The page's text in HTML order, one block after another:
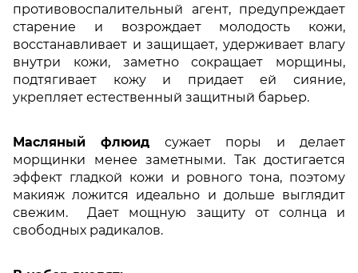
противовоспалительный агент, предупреждает
старение и возрождает молодость кожи,
восстанавливает и защищает, удерживает влагу
внутри кожи, заметно сокращает морщины,
подтягивает кожу и придает ей сияние,
укрепляет естественный защитный барьер.
Масляный флюид сужает поры и делает
морщинки менее заметными. Так достигается
эффект гладкой кожи и ровного тона, поэтому
макияж ложится идеально и дольше выглядит
свежим. Дает мощную защиту от солнца и
свободных радикалов.